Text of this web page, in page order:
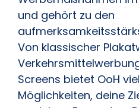
und gehört zu den
Von klassischer
Screens bietet OoH
Möglichkeiten, deine